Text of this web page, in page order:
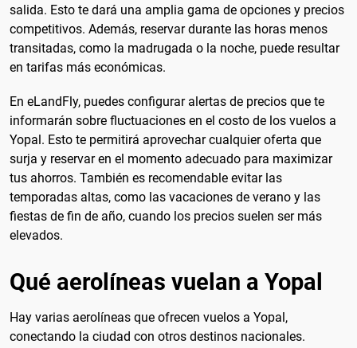
salida. Esto te dará una amplia gama de opciones y precios
competitivos. Además, reservar durante las horas menos
transitadas, como la madrugada o la noche, puede resultar
en tarifas más económicas.
En eLandFly, puedes configurar alertas de precios que te
informarán sobre fluctuaciones en el costo de los vuelos a
Yopal. Esto te permitirá aprovechar cualquier oferta que
surja y reservar en el momento adecuado para maximizar
tus ahorros. También es recomendable evitar las
temporadas altas, como las vacaciones de verano y las
fiestas de fin de año, cuando los precios suelen ser más
elevados.
Qué aerolíneas vuelan a Yopal
Hay varias aerolíneas que ofrecen vuelos a Yopal,
conectando la ciudad con otros destinos nacionales.